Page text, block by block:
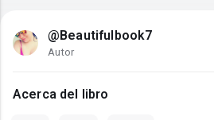
@Beautifulbook7
Autor
Acerca del libro